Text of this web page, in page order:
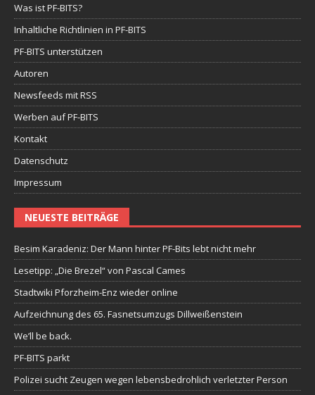
Was ist PF-BITS?
Inhaltliche Richtlinien in PF-BITS
PF-BITS unterstützen
Autoren
Newsfeeds mit RSS
Werben auf PF-BITS
Kontakt
Datenschutz
Impressum
NEUESTE BEITRÄGE
Besim Karadeniz: Der Mann hinter PF-Bits lebt nicht mehr
Lesetipp: „Die Brezel“ von Pascal Cames
Stadtwiki Pforzheim-Enz wieder online
Aufzeichnung des 65. Fasnetsumzugs Dillweißenstein
We’ll be back.
PF-BITS parkt
Polizei sucht Zeugen wegen lebensbedrohlich verletzter Person